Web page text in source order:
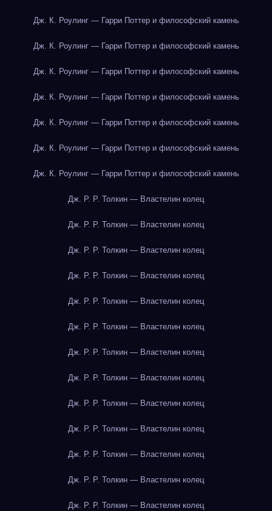
Дж. К. Роулинг — Гарри Поттер и философский камень
Дж. К. Роулинг — Гарри Поттер и философский камень
Дж. К. Роулинг — Гарри Поттер и философский камень
Дж. К. Роулинг — Гарри Поттер и философский камень
Дж. К. Роулинг — Гарри Поттер и философский камень
Дж. К. Роулинг — Гарри Поттер и философский камень
Дж. К. Роулинг — Гарри Поттер и философский камень
Дж. Р. Р. Толкин — Властелин колец
Дж. Р. Р. Толкин — Властелин колец
Дж. Р. Р. Толкин — Властелин колец
Дж. Р. Р. Толкин — Властелин колец
Дж. Р. Р. Толкин — Властелин колец
Дж. Р. Р. Толкин — Властелин колец
Дж. Р. Р. Толкин — Властелин колец
Дж. Р. Р. Толкин — Властелин колец
Дж. Р. Р. Толкин — Властелин колец
Дж. Р. Р. Толкин — Властелин колец
Дж. Р. Р. Толкин — Властелин колец
Дж. Р. Р. Толкин — Властелин колец
Дж. Р. Р. Толкин — Властелин колец